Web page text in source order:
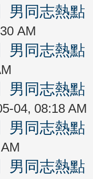
男同志熱
AM
男同志熱
男同志熱
04, 08:18 AM
男同志熱
男同志熱